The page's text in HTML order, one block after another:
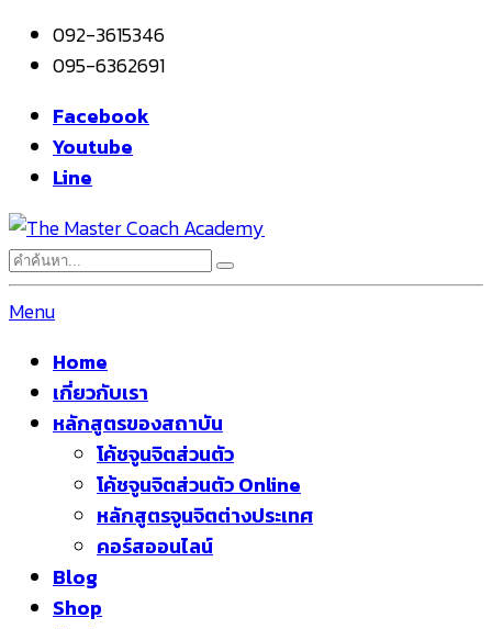
092-3615346
095-6362691
Facebook
Youtube
Line
Menu
Home
เกี่ยวกับเรา
หลักสูตรของสถาบัน
โค้ชจูนจิตส่วนตัว
โค้ชจูนจิตส่วนตัว Online
หลักสูตรจูนจิตต่างประเทศ
คอร์สออนไลน์
Blog
Shop